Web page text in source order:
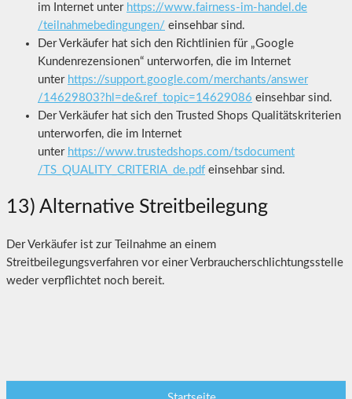
im Internet unter https://www.fairness-im-handel.de
/teilnahmebedingungen/ einsehbar sind.
Der Verkäufer hat sich den Richtlinien für „Google
Kundenrezensionen“ unterworfen, die im Internet
unter https://support.google.com/merchants/answer
/14629803?hl=de&ref_topic=14629086 einsehbar sind.
Der Verkäufer hat sich den Trusted Shops Qualitätskriterien
unterworfen, die im Internet
unter https://www.trustedshops.com/tsdocument
/TS_QUALITY_CRITERIA_de.pdf einsehbar sind.
13) Alternative Streitbeilegung
Der Verkäufer ist zur Teilnahme an einem
Streitbeilegungsverfahren vor einer Verbraucherschlichtungsstelle
weder verpflichtet noch bereit.